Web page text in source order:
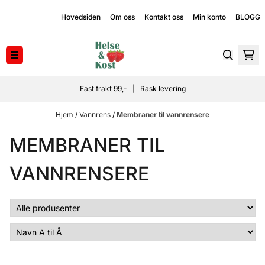
Hopp til innholdHovedsiden Om oss Kontakt oss Min konto BLOGG
Fast frakt 99,- | Rask levering
Hjem / Vannrens / Membraner til vannrensere
MEMBRANER TIL
VANNRENSERE